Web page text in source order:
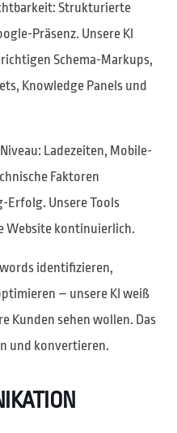
Strukturierte
Präsenz. Unsere KI
Schema-Markups,
Knowledge Panels und
Ladezeiten, Mobile-
Faktoren
Erfolg. Unsere Tools
Website kontinuierlich.
identifizieren,
– unsere KI weiß
Kunden sehen wollen. Das
und konvertieren.